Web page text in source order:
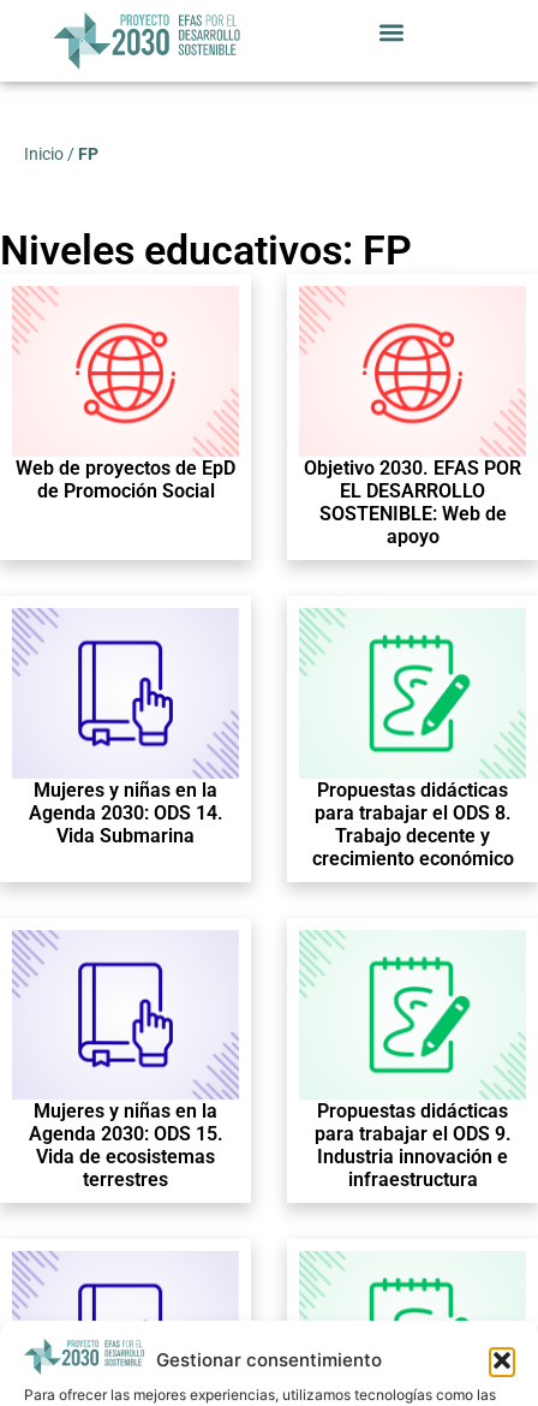
Gestionar consentimiento
Para ofrecer las mejores experiencias, utilizamos tecnologías como las
Inicio / FP
Niveles educativos: FP
Web de proyectos de EpD
de Promoción Social
Objetivo 2030. EFAS POR
EL DESARROLLO
SOSTENIBLE: Web de
apoyo
Mujeres y niñas en la
Agenda 2030: ODS 14.
Vida Submarina
Propuestas didácticas
para trabajar el ODS 8.
Trabajo decente y
crecimiento económico
Mujeres y niñas en la
Agenda 2030: ODS 15.
Vida de ecosistemas
terrestres
Propuestas didácticas
para trabajar el ODS 9.
Industria innovación e
infraestructura